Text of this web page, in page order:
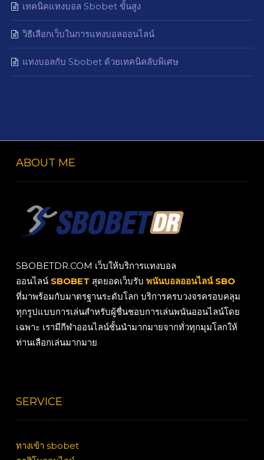
เทคนิคแทงบอล Sbobet ขั้นสูง
วิธีเลือกเว็บในการแทงบอลออนไลน์
แทงบอลกับ Sbobet ด้วยเทคนิคลับพิเศษ
ABOUT ME
SBOBETDR.COM เว็บให้บริการแทงบอล
ออนไลน์ SBOBET สุดยอดเว็บรับ พนันบอลออนไลน์ SBO
ที่มาพร้อมกับมาตรฐานระดับโลก บริการครบวงจรครอบคลุม
ทุกรูปแบบการเล่นสำหรับผู้ชื่นชอบการเล่นพนันออนไลน์โดย
เฉพาะ เรามีกีฬาออนไลน์ชั้นนำมากมายจากทั่วทุกมุมโลกให้
ท่านเลือกเล่นมากมาย
SERVICE
ทางเข้า sbobet